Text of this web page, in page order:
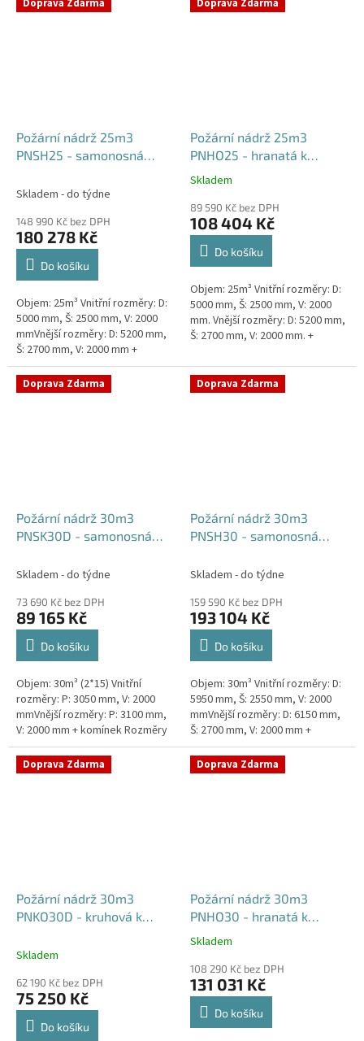
Doprava Zdarma
Požární nádrž 25m3
PNSH25 - samonosná
Skladem - do týdne
148 990 Kč bez DPH
180 278 Kč
Do košíku
Objem: 25m³ Vnitřní rozměry: D:
5000 mm, Š: 2500 mm, V: 2000
mmVnější rozměry: D: 5200 mm,
Š: 2700 mm, V: 2000 mm +
komínek Běžná doba dodání 2-3
týdny od objednávky. Rozměry...
Doprava Zdarma
Požární nádrž 25m3
PNHO25 - hranatá k
obetonování
Průměrné
produktu
je
5,0
hvězdiček.
Skladem
89 590 Kč bez DPH
108 404 Kč
Do košíku
Objem: 25m³ Vnitřní rozměry: D:
5000 mm, Š: 2500 mm, V: 2000
mm. Vnější rozměry: D: 5200 mm,
Š: 2700 mm, V: 2000 mm. +
týdny od objednávky....
Doprava Zdarma
Požární nádrž 30m3
PNSK30D - samonosná
Skladem - do týdne
73 690 Kč bez DPH
89 165 Kč
Do košíku
Objem: 30m³ (2*15) Vnitřní
rozměry: P: 3050 mm, V: 2000
mmVnější rozměry: P: 3100 mm,
V: 2000 mm + komínek Rozměry
nádrže možno jakkoliv upravit -
vyrobíme nádrž na...
Doprava Zdarma
Požární nádrž 30m3
PNSH30 - samonosná
Skladem - do týdne
159 590 Kč bez DPH
193 104 Kč
Do košíku
Objem: 30m³ Vnitřní rozměry: D:
5950 mm, Š: 2550 mm, V: 2000
mmVnější rozměry: D: 6150 mm,
Š: 2700 mm, V: 2000 mm +
komínek Běžná doba dodání 2-3
týdny od objednávky. Rozměry...
Doprava Zdarma
Požární nádrž 30m3
PNKO30D - kruhová k
Skladem
62 190 Kč bez DPH
75 250 Kč
Do košíku
Doprava Zdarma
Požární nádrž 30m3
PNHO30 - hranatá k
obetonování
Průměrné
produktu
je
5,0
Skladem
108 290 Kč bez DPH
131 031 Kč
Do košíku